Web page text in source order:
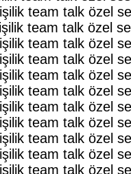
team talk özel
team talk özel
team talk özel
team talk özel
team talk özel
team talk özel
team talk özel
team talk özel
team talk özel
team talk özel
team talk özel